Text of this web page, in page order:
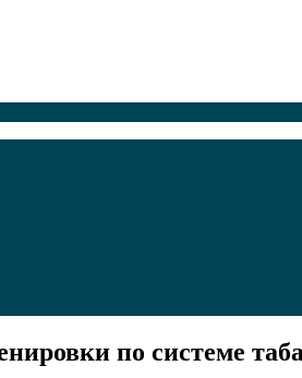
по системе